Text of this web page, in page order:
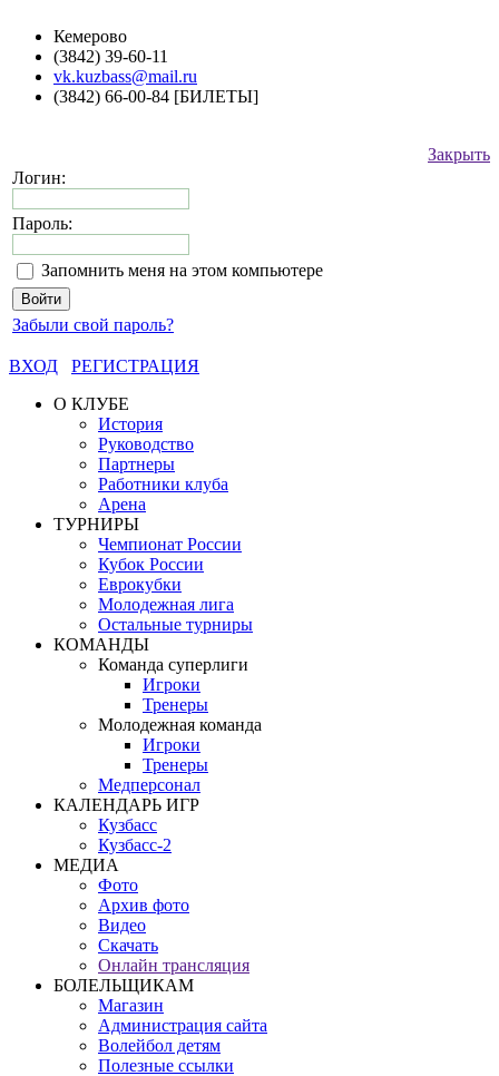
Кемерово
(3842) 39-60-11
vk.kuzbass@mail.ru
(3842) 66-00-84 [БИЛЕТЫ]
Закрыть
Логин:
Пароль:
Запомнить меня на этом компьютере
Забыли свой пароль?
ВХОД
РЕГИСТРАЦИЯ
О КЛУБЕ
История
Руководство
Партнеры
Работники клуба
Арена
ТУРНИРЫ
Чемпионат России
Кубок России
Еврокубки
Молодежная лига
Остальные турниры
КОМАНДЫ
Команда суперлиги
Игроки
Тренеры
Молодежная команда
Игроки
Тренеры
Медперсонал
КАЛЕНДАРЬ ИГР
Кузбасс
Кузбасс-2
МЕДИА
Фото
Архив фото
Видео
Скачать
Онлайн трансляция
БОЛЕЛЬЩИКАМ
Магазин
Администрация сайта
Волейбол детям
Полезные ссылки